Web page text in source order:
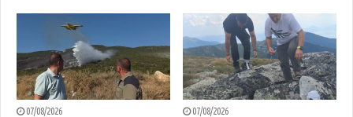
07/08/2026 07/08/2026